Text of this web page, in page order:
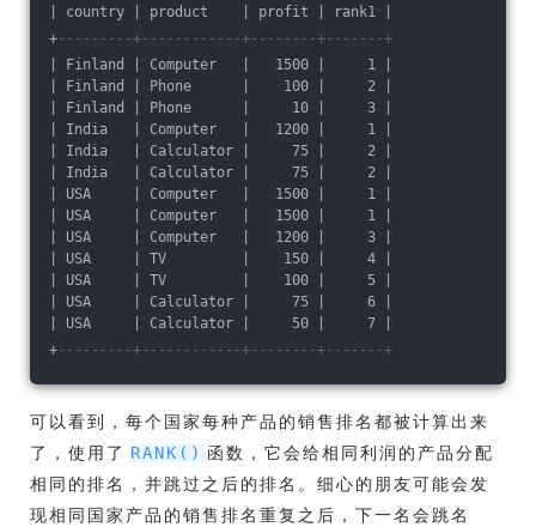
| country | product    | profit | rank1 |
+---------+------------+--------+-------+
| Finland | Computer   |   1500 |     1 |
| Finland | Phone      |    100 |     2 |
| Finland | Phone      |     10 |     3 |
| India   | Computer   |   1200 |     1 |
| India   | Calculator |     75 |     2 |
| India   | Calculator |     75 |     2 |
| USA     | Computer   |   1500 |     1 |
| USA     | Computer   |   1500 |     1 |
| USA     | Computer   |   1200 |     3 |
| USA     | TV         |    150 |     4 |
| USA     | TV         |    100 |     5 |
| USA     | Calculator |     75 |     6 |
| USA     | Calculator |     50 |     7 |
+---------+------------+--------+-------+
可以看到，每个国家每种产品的销售排名都被计算出来
了，使用了 RANK() 函数，它会给相同利润的产品分配
相同的排名，并跳过之后的排名。细心的朋友可能会发
现相同国家产品的销售排名重复之后，下一名会跳名